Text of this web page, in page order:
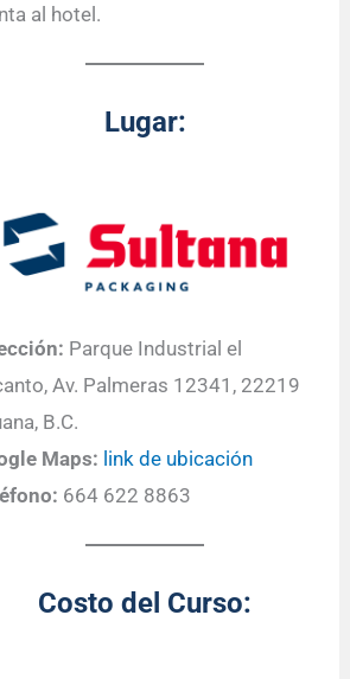
al hotel.
Lugar:
Parque Industrial el
Av. Palmeras 12341, 22219
B.C.
Maps: link de ubicación
664 622 8863
Costo del Curso: